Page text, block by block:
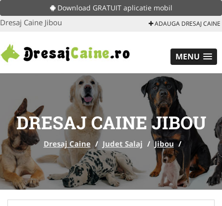
Download GRATUIT aplicatie mobil
Dresaj Caine Jibou ADAUGA DRESAJ CAINE
MENU
DRESAJ CAINE JIBOU
Dresaj Caine / Judet Salaj / Jibou /